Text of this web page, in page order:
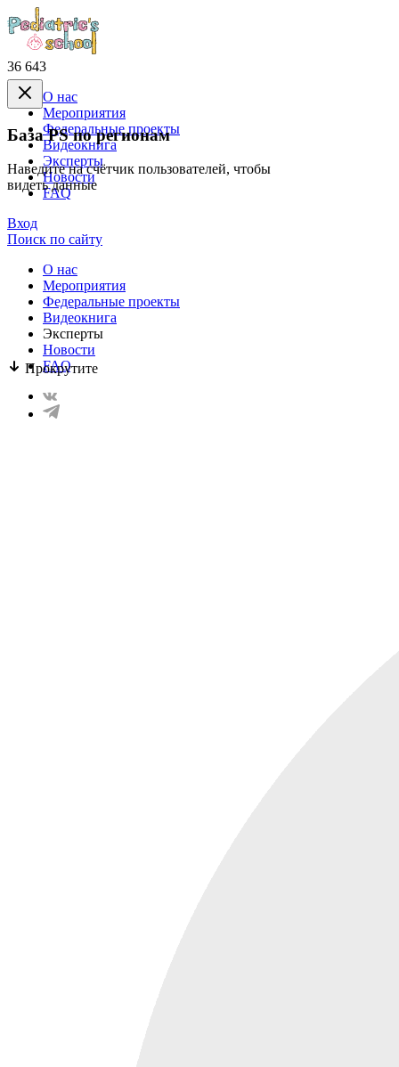
36 643
База PS по регионам
Наведите на счётчик пользователей, чтобы
видеть данные
Прокрутите
О нас
Mероприятия
Федеральные проекты
Видеокнига
Эксперты
Новости
FAQ
Вход
Поиск по сайту
О нас
Mероприятия
Федеральные проекты
Видеокнига
Эксперты
Новости
FAQ